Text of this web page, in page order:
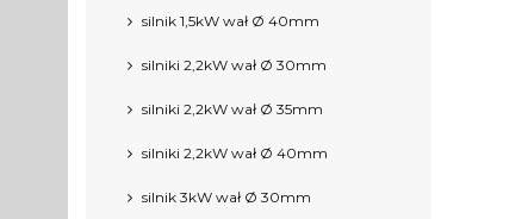
silnik 1,5kW wał Ø 40mm
silniki 2,2kW wał Ø 30mm
silniki 2,2kW wał Ø 35mm
silniki 2,2kW wał Ø 40mm
silnik 3kW wał Ø 30mm